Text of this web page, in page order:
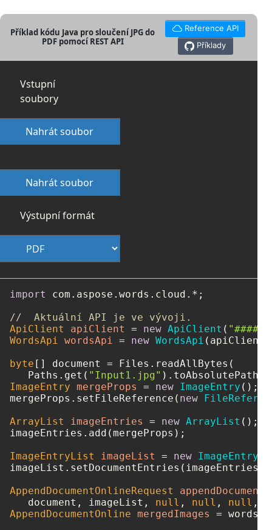
Příklad kódu Java pro sloučení JPG do
PDF pomocí REST API
Reference API
Příklady
Vstupní
soubory
Nahrát soubor
Nahrát soubor
Výstupní formát
import
com.aspose.words.cloud.*;
//  Aktuální API je ve vývoji.
ApiClient
apiClient = new ApiClient ( "####-
WordsApi wordsApi = new WordsApi
byte [] document = Files.readAllBytes(
   Paths.get(
"Input1.jpg"
ImageEntry mergeProps = new ImageEntry ();
mergeProps.setFileReference( new
ArrayList
imageEntries = new ArrayList ();
imageEntries.add(mergeProps);
ImageEntryList
imageList = new
imageList.setDocumentEntries(imageEntries);
AppendDocumentOnlineRequest
   document, imageList,
null , null , null ,
AppendDocumentOnline mergedImages =